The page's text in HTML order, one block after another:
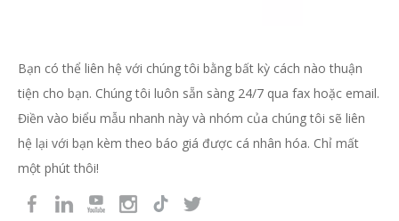
Bạn có thể liên hệ với chúng tôi bằng bất kỳ cách nào thuận
tiện cho bạn. Chúng tôi luôn sẵn sàng 24/7 qua fax hoặc email.
Điền vào biểu mẫu nhanh này và nhóm của chúng tôi sẽ liên
hệ lại với bạn kèm theo báo giá được cá nhân hóa. Chỉ mất
một phút thôi!